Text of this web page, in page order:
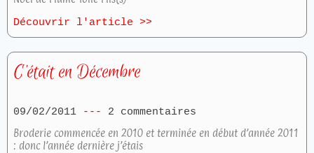
Découvrir l'article >>
C’était en Décembre
09/02/2011
2 commentaires
Broderie commencée en 2010 et terminée en début d’année 2011
: donc l’année dernière j’étais